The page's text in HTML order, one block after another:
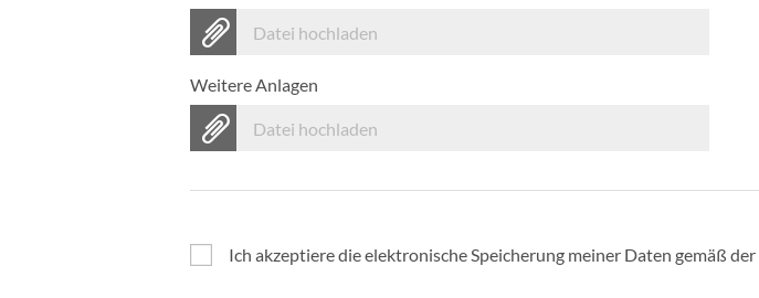
Datei hochladen
Weitere Anlagen
Datei hochladen
Ich akzeptiere die elektronische Speicherung meiner Daten gemäß der